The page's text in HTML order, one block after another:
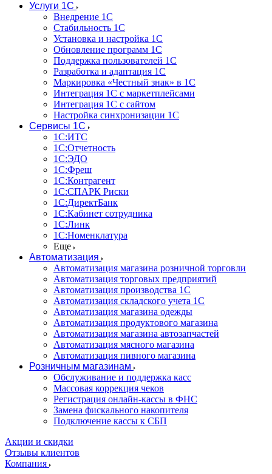
Услуги 1С
Внедрение 1С
Стабильность 1С
Установка и настройка 1С
Обновление программ 1С
Поддержка пользователей 1С
Разработка и адаптация 1С
Маркировка «Честный знак» в 1С
Интеграция 1С с маркетплейсами
Интеграция 1С с сайтом
Настройка синхронизации 1С
Сервисы 1С
1С:ИТС
1С:Отчетность
1С:ЭДО
1С:Фреш
1С:Контрагент
1С:CПАРК Риски
1С:ДиректБанк
1С:Кабинет сотрудника
1С:Линк
1С:Номенклатура
Еще
Автоматизация
Автоматизация магазина розничной торговли
Автоматизация торговых предприятий
Автоматизация производства 1С
Автоматизация складского учета 1C
Автоматизация магазина одежды
Автоматизация продуктового магазина
Автоматизация магазина автозапчастей
Автоматизация мясного магазина
Автоматизация пивного магазина
Розничным магазинам
Обслуживание и поддержка касс
Массовая коррекция чеков
Регистрация онлайн-кассы в ФНС
Замена фискального накопителя
Подключение кассы к СБП
Акции и скидки
Отзывы клиентов
Компания